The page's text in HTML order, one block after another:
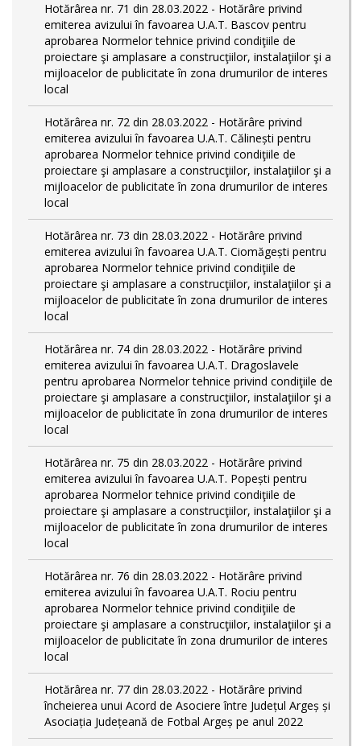
Hotărârea nr. 71 din 28.03.2022 - Hotărâre privind
emiterea avizului în favoarea U.A.T. Bascov pentru
aprobarea Normelor tehnice privind condiţiile de
proiectare şi amplasare a construcţiilor, instalaţiilor şi a
mijloacelor de publicitate în zona drumurilor de interes
local
Hotărârea nr. 72 din 28.03.2022 - Hotărâre privind
emiterea avizului în favoarea U.A.T. Călinești pentru
aprobarea Normelor tehnice privind condiţiile de
proiectare şi amplasare a construcţiilor, instalaţiilor şi a
mijloacelor de publicitate în zona drumurilor de interes
local
Hotărârea nr. 73 din 28.03.2022 - Hotărâre privind
emiterea avizului în favoarea U.A.T. Ciomăgești pentru
aprobarea Normelor tehnice privind condiţiile de
proiectare şi amplasare a construcţiilor, instalaţiilor şi a
mijloacelor de publicitate în zona drumurilor de interes
local
Hotărârea nr. 74 din 28.03.2022 - Hotărâre privind
emiterea avizului în favoarea U.A.T. Dragoslavele
pentru aprobarea Normelor tehnice privind condiţiile de
proiectare şi amplasare a construcţiilor, instalaţiilor şi a
mijloacelor de publicitate în zona drumurilor de interes
local
Hotărârea nr. 75 din 28.03.2022 - Hotărâre privind
emiterea avizului în favoarea U.A.T. Popești pentru
aprobarea Normelor tehnice privind condiţiile de
proiectare şi amplasare a construcţiilor, instalaţiilor şi a
mijloacelor de publicitate în zona drumurilor de interes
local
Hotărârea nr. 76 din 28.03.2022 - Hotărâre privind
emiterea avizului în favoarea U.A.T. Rociu pentru
aprobarea Normelor tehnice privind condiţiile de
proiectare şi amplasare a construcţiilor, instalaţiilor şi a
mijloacelor de publicitate în zona drumurilor de interes
local
Hotărârea nr. 77 din 28.03.2022 - Hotărâre privind
încheierea unui Acord de Asociere între Județul Argeș și
Asociația Județeană de Fotbal Argeș pe anul 2022